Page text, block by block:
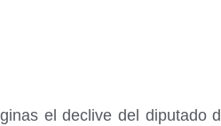
el declive del diputado